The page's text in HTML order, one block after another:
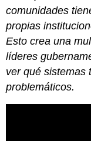
comunidades
propias
Esto crea una
líderes
ver qué sistemas
problemáticos.